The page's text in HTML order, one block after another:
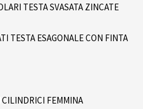
TESTA SVASATA ZINCATE
TESTA ESAGONALE CON FINTA
FEMMINA